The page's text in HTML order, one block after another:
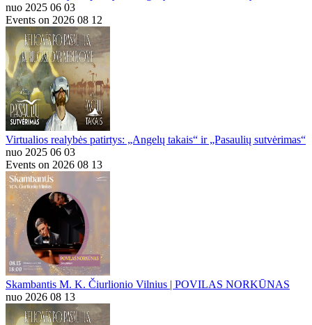
nuo 2025 06 03
Events on 2026 08 12
Virtualios realybės patirtys: „Angelų takais“ ir „Pasaulių sutvėrimas“
nuo 2025 06 03
Events on 2026 08 13
Skambantis M. K. Čiurlionio Vilnius | POVILAS NORKŪNAS
nuo 2026 08 13